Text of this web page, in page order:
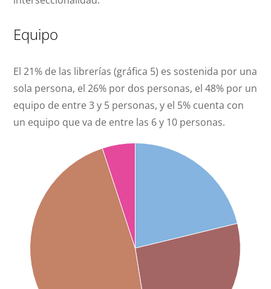
Equipo
El 21% de las librerías (gráfica 5) es sostenida por una
sola persona, el 26% por dos personas, el 48% por un
equipo de entre 3 y 5 personas, y el 5% cuenta con
un equipo que va de entre las 6 y 10 personas.